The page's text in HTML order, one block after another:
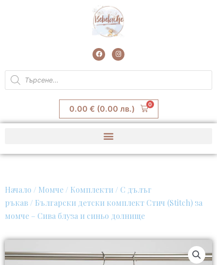
F
a
c
e
o
I
n
s
t
r
m
Products
search
0.00 € (0.00 лв.) 0
Начало / Момче / Комплекти / С дълъг
ръкав / Български детски комплект Стич (Stitch) за
момче – Сива блуза и синьо долнище